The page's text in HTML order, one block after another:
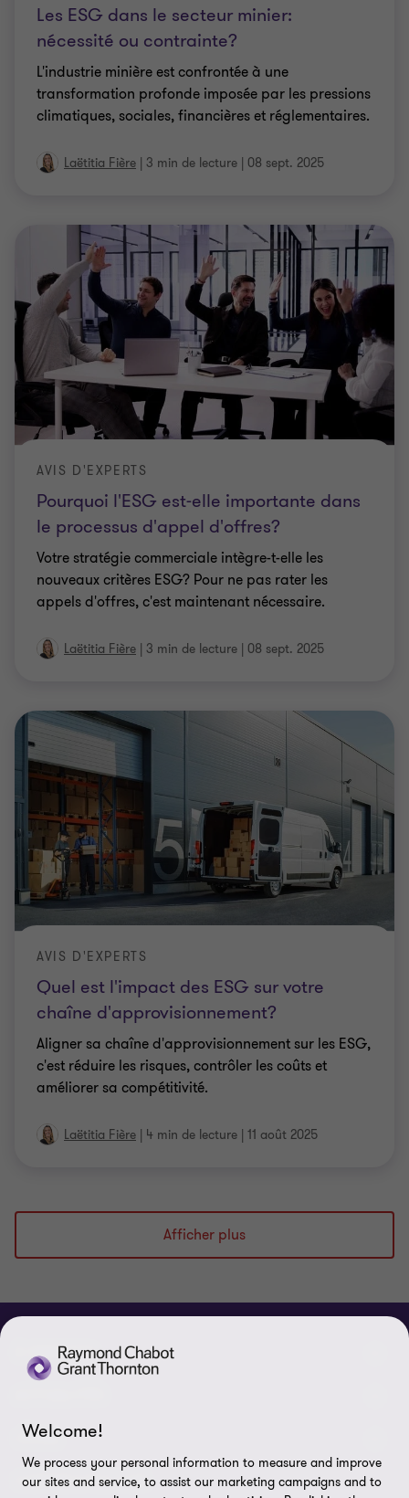
Les ESG dans le secteur minier:
nécessité ou contrainte?
L'industrie minière est confrontée à une
transformation profonde imposée par les pressions
climatiques, sociales, financières et réglementaires.
Laëtitia Fière | 3 min de lecture | 08 sept. 2025
Pourquoi l'ESG est-elle importante dans
le processus d'appel d'offres?
AVIS D'EXPERTS
Votre stratégie commerciale intègre-t-elle les
nouveaux critères ESG? Pour ne pas rater les
appels d'offres, c'est maintenant nécessaire.
Laëtitia Fière | 3 min de lecture | 08 sept. 2025
Quel est l'impact des ESG sur votre
chaîne d'approvisionnement?
AVIS D'EXPERTS
Aligner sa chaîne d'approvisionnement sur les ESG,
c'est réduire les risques, contrôler les coûts et
améliorer sa compétitivité.
Laëtitia Fière | 4 min de lecture | 11 août 2025
Afficher plus
À PROPOS
Événements et webinaires
Responsabilité sociale d’entreprise (RSE)
Nouvelles / communiqués
Dans les médias
LÉGAL
Notes légales
CONNECTEZ SUR
Welcome!
We process your personal information to measure and improve
our sites and service, to assist our marketing campaigns and to